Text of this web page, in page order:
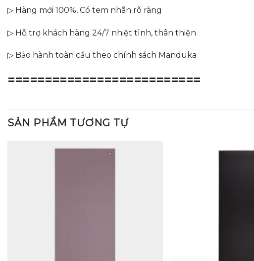
▷ Hàng mới 100%, Có tem nhãn rõ ràng
▷ Hỗ trợ khách hàng 24/7 nhiệt tình, thân thiện
▷ Bảo hành toàn cầu theo chính sách Manduka
==========================
SẢN PHẨM TƯƠNG TỰ